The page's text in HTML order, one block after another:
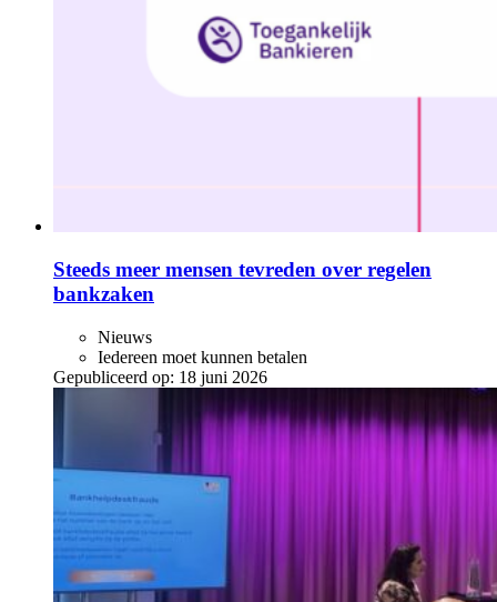
Steeds meer mensen tevreden over regelen
bankzaken
Nieuws
Iedereen moet kunnen betalen
Gepubliceerd op: 18 juni 2026